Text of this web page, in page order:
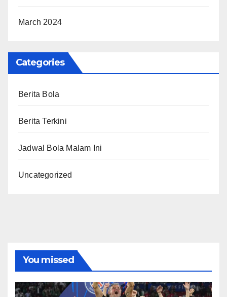
March 2024
Categories
Berita Bola
Berita Terkini
Jadwal Bola Malam Ini
Uncategorized
You missed